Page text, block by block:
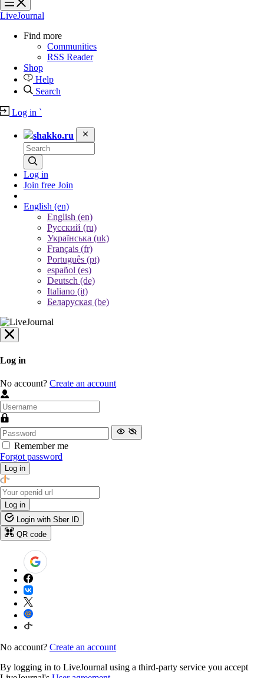
LiveJournal
Find more
Communities
RSS Reader
Shop
Help
Search
Log in `
shakko.ru
Log in
Join free Join
English (en)
English (en)
Русский (ru)
Українська (uk)
Français (fr)
Português (pt)
español (es)
Deutsch (de)
Italiano (it)
Беларуская (be)
Log in
No account? Create an account
Remember me
Forgot password
Log in
Log in
Login with Sber ID
QR code
No account? Create an account
By logging in to LiveJournal using a third-party service you accept